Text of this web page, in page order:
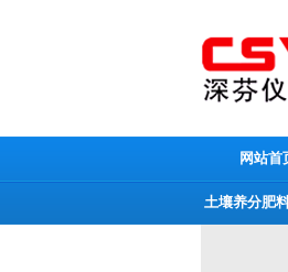
网站首
土壤养分肥